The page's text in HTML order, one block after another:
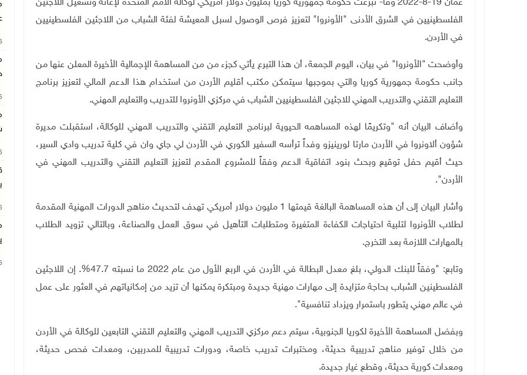
عمان 19-8-2022 وفا- تبرعت حكومة جمهورية كوريا بمليون دولار أمريكي لوكالة الأمم المتحدة لإغاثة وتشغيل اللاجئين
الفلسطينيين في الشرق الأدنى "الأونروا" لتعزيز فرص الوصول لسبل المعيشة لفئة الشباب من اللاجئين الفلسطينيين
في الأردن.
وأوضحت "الأونروا" في بيان، اليوم الجمعة، أن هذا التبرع يأتي كجزء من من المساهمة الإجمالية الأخيرة المعلن عنها من
جانب حكومة جمهورية كوريا والتي بموجبها سيتمكن مكتب أقليم الأردن من استخدام هذا الدعم المالي لتعزيز برنامج
التعليم التقني والتدريب المهني للاجئين الفلسطينيين الشباب في مركزي الأونروا للتدريب والتعليم المهني.
وأضاف البيان أنه "وتكريمًا لهذه المساهمه الحيوية لبرنامج التعليم التقني والتدريب المهني للوكالة، استقبلت مديرة
شؤون ألاونروا في الأردن مارتا لورينيزو وفداً ترأسه السفير الكوري في الأردن لي جاي وان في كلية تدريب وادي السير،
حيث أقيم حفل توقيع وبحث بنود اتفاقية الدعم وفقاً للمشروع المقدم لتعزيز التعليم التقني والتدريب المهني في
الأردن".
وأشار البيان إلى أن هذه المساهمة البالغة قيمتها 1 مليون دولار أمريكي تهدف لتحديث مناهج الدورات المهنية المقدمة
لطلاب الأونروا لتلبية احتياجات الكفاءة المتغيرة ومتطلبات التأهيل في سوق العمل والصناعة، وبالتالي تزويد الطلاب
بالمهارات اللازمة بعد التخرج.
وتابع: "وفقاً للبنك الدولي، بلغ معدل البطالة في الأردن في الربع الأول من عام 2022 ما نسبته 47.7%. إن اللاجئين
الفلسطينين الشباب بحاجة متزايدة إلى مهارات مهنية جديدة ومبتكرة يمكنها أن تزيد من إمكانياتهم في العثور على عمل
في عالم مهني يتطور باستمرار ويزداد تنافسية".
وبفضل المساهمة الأخيرة لكوريا الجنوبية، سيتم دعم مركزي التدريب المهني والتعليم التقني التابعين للوكالة في الأردن
من خلال توفير مناهج تدريبية حديثة، ومختبرات تدريب خاصة، ودورات تدريبية للمدربين، ومعدات فحص حديثة،
ومعدات كورية حديثة، وقطع غيار جديدة.